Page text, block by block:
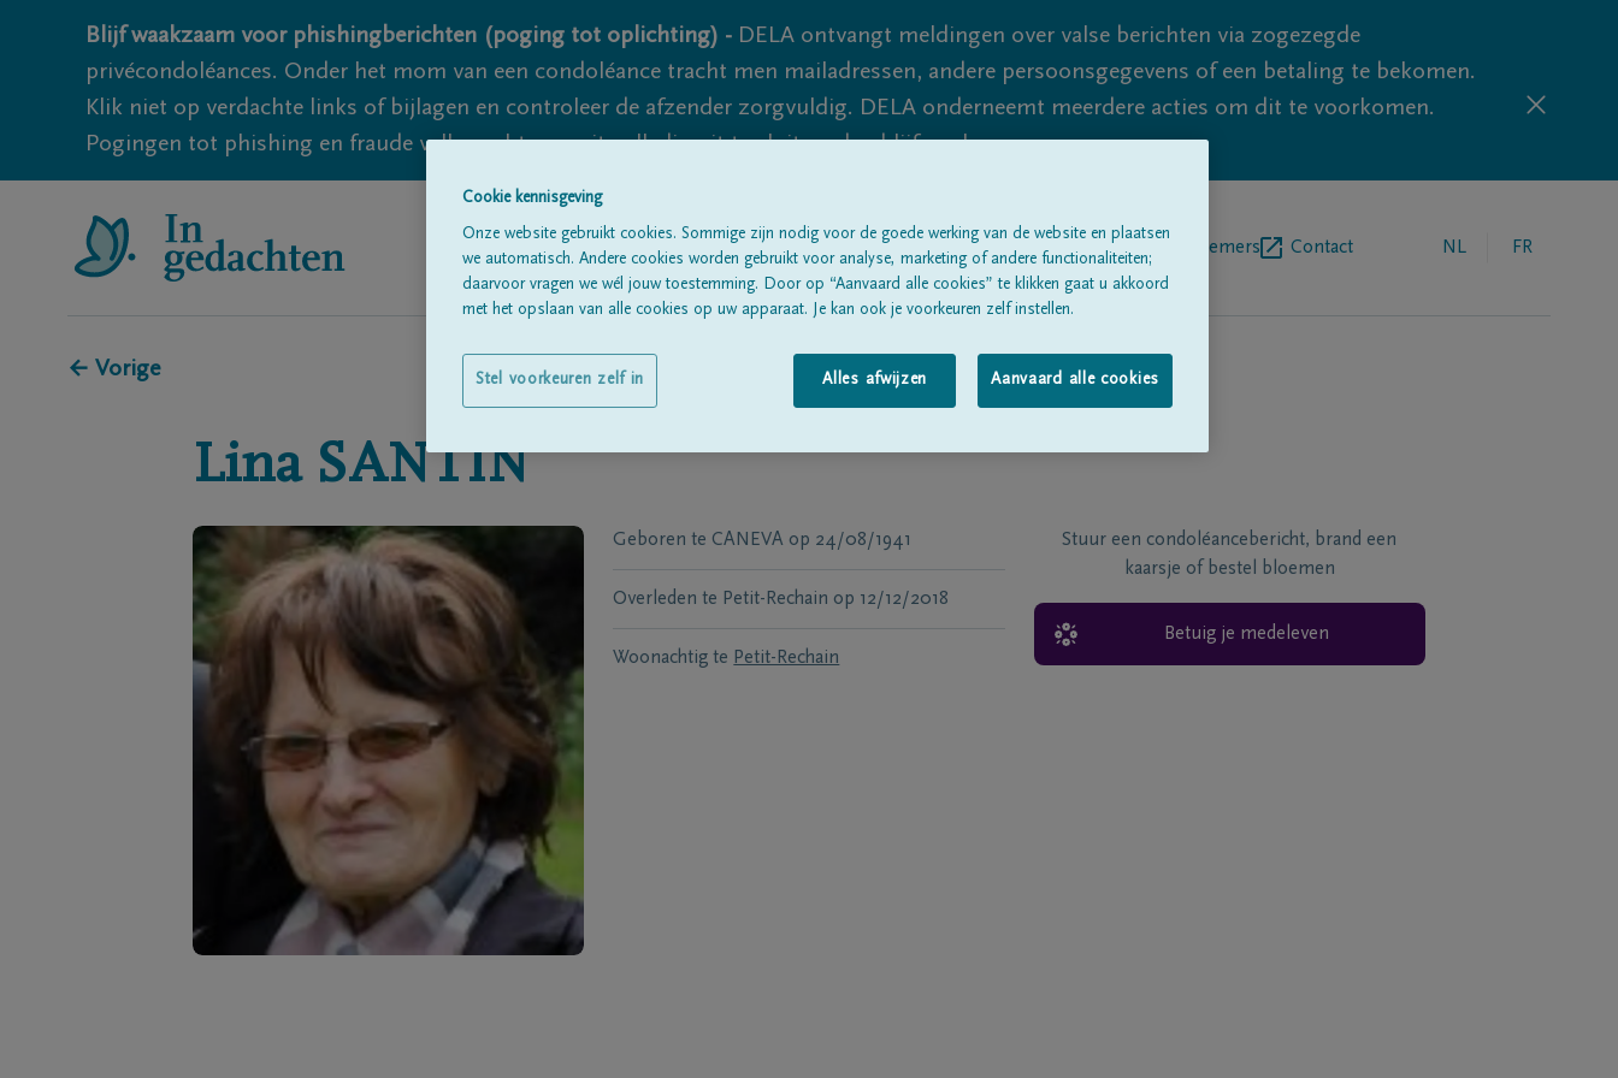
Blijf waakzaam voor phishingberichten (poging tot oplichting) - DELA ontvangt meldingen over valse berichten via zogezegde
privécondoléances. Onder het mom van een condoléance tracht men mailadressen, andere persoonsgegevens of een betaling te bekomen.
Klik niet op verdachte links of bijlagen en controleer de afzender zorgvuldig. DELA onderneemt meerdere acties om dit te voorkomen.
Pogingen tot phishing en fraude vallen echter nooit volledig uit te sluiten, dus blijf waakzaam.
Alle rouwberichten Over ons Begrafenisondernemers Contact NL FR
← Vorige
Lina SANTIN
Geboren te CANEVA op 24/08/1941
Overleden te Petit-Rechain op 12/12/2018
Woonachtig te Petit-Rechain
Stuur een condoléancebericht, brand een
kaarsje of bestel bloemen
Betuig je medeleven
Cookie kennisgeving
Onze website gebruikt cookies. Sommige zijn nodig voor de goede werking van de website en plaatsen
we automatisch. Andere cookies worden gebruikt voor analyse, marketing of andere functionaliteiten;
daarvoor vragen we wél jouw toestemming. Door op “Aanvaard alle cookies” te klikken gaat u akkoord
met het opslaan van alle cookies op uw apparaat. Je kan ook je voorkeuren zelf instellen.
Alles afwijzen Aanvaard alle cookies
Stel voorkeuren zelf in